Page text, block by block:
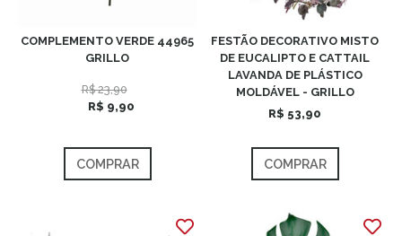
COMPLEMENTO VERDE 44965
GRILLO
R$ 23,90
R$ 9,90
COMPRAR
FESTÃO DECORATIVO MISTO
DE EUCALIPTO E CATTAIL
LAVANDA DE PLÁSTICO
MOLDÁVEL - GRILLO
R$ 53,90
COMPRAR